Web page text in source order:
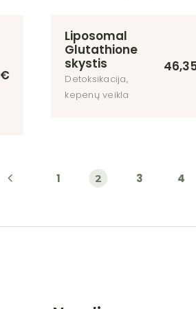
€
Liposomal
Glutathione
skystis
Detoksikacija,
kepenų veikla
1 2 3 4